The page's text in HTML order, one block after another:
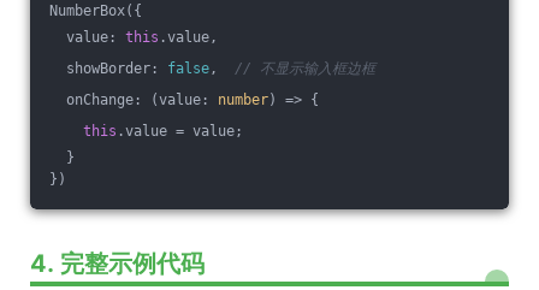
NumberBox({
value: this .value,
showBorder: false , // 不显示输入框边框
onChange:
(value: number) => {
this .value = value;
}
})
4. 完整示例代码